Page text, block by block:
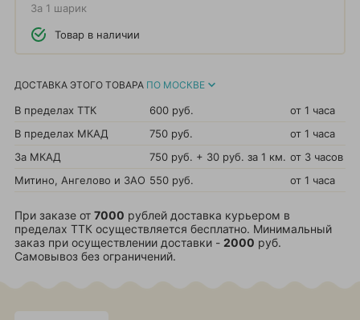
За 1 шарик
Товар в наличии
ДОСТАВКА ЭТОГО ТОВАРА ПО МОСКВЕ
В пределах ТТК 600 руб.
от 1 часа
В пределах МКАД
750 руб.
от 1 часа
За МКАД
750 руб. + 30 руб. за 1 км. от 3 часов
Митино, Ангелово и ЗАО 550 руб. от 1 часа
При заказе от 7000 рублей доставка курьером в
пределах ТТК осуществляется бесплатно. Минимальный
заказ при осуществлении доставки - 2000 руб.
Самовывоз без ограничений.